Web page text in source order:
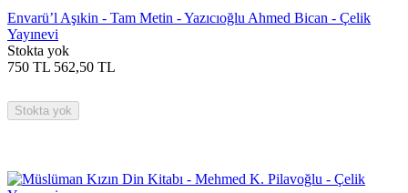
Envarü’l Aşıkin - Tam Metin - Yazıcıoğlu Ahmed Bican - Çelik
Yayınevi
Stokta yok
750 TL 562,50 TL
Stokta yok